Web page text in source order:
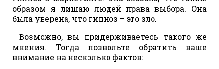
образом я лишаю людей права выбора. Она
была уверена, что гипноз – это зло.
Возможно, вы придерживаетесь такого же
мнения. Тогда позвольте обратить ваше
внимание на несколько фактов: